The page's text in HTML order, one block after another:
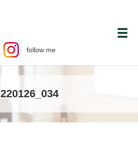
follow me
メ
220126_034